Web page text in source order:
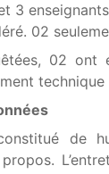
3
02
02 ont
de